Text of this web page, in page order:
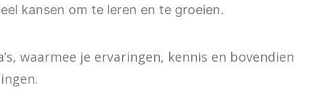
kansen om te leren en te groeien.
waarmee je ervaringen, kennis en bovendien